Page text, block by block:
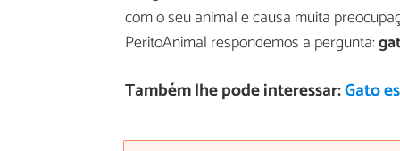
com o seu animal e causa muita
PeritoAnimal respondemos a pergunta:
Também lhe pode interessar:Gato